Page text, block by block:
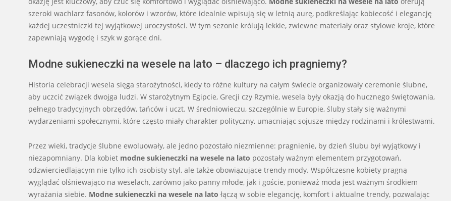
szeroki wachlarz fasonów, kolorów i wzorów, które idealnie wpisują się w letnią aurę, podkreślając kobiecość i elegancję
każdej uczestniczki tej wyjątkowej uroczystości. W tym sezonie królują lekkie, zwiewne materiały oraz stylowe kroje, które
zapewniają wygodę i szyk w gorące dni.
Modne sukieneczki na wesele na lato – dlaczego ich pragniemy?
Historia celebracji wesela sięga starożytności, kiedy to różne kultury na całym świecie organizowały ceremonie ślubne,
aby uczcić związek dwojga ludzi. W starożytnym Egipcie, Grecji czy Rzymie, wesela były okazją do hucznego świętowania,
pełnego tradycyjnych obrzędów, tańców i uczt. W średniowieczu, szczególnie w Europie, śluby stały się ważnymi
wydarzeniami społecznymi, które często miały charakter polityczny, umacniając sojusze między rodzinami i królestwami.
Przez wieki, tradycje ślubne ewoluowały, ale jedno pozostało niezmienne: pragnienie, by dzień ślubu był wyjątkowy i
niezapomniany. Dla kobiet modne sukieneczki na wesele na lato pozostały ważnym elementem przygotowań,
odzwierciedlającym nie tylko ich osobisty styl, ale także obowiązujące trendy mody. Współczesne kobiety pragną
wyglądać olśniewająco na weselach, zarówno jako panny młode, jak i goście, ponieważ moda jest ważnym środkiem
wyrażania siebie. Modne sukieneczki na wesele na lato łączą w sobie elegancję, komfort i aktualne trendy, pozwalając